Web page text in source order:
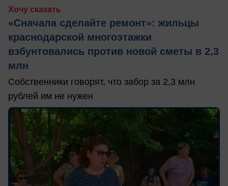
Хочу сказать
«Сначала сделайте ремонт»: жильцы
краснодарской многоэтажки
взбунтовались против новой сметы в 2,3
млн
Собственники говорят, что забор за 2,3 млн
рублей им не нужен